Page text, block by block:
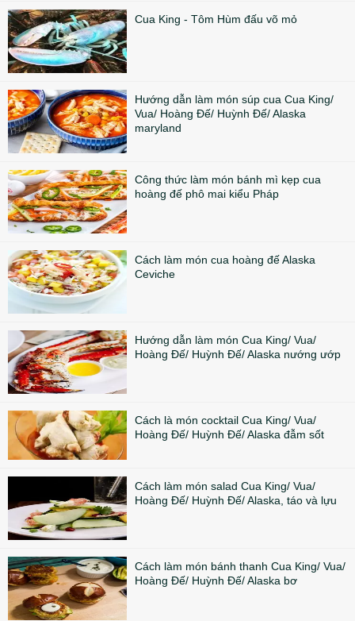
Cua King - Tôm Hùm đấu võ mỏ
Hướng dẫn làm món súp cua Cua King/
Vua/ Hoàng Đế/ Huỳnh Đế/ Alaska
maryland
Công thức làm món bánh mì kẹp cua
hoàng đế phô mai kiểu Pháp
Cách làm món cua hoàng đế Alaska
Ceviche
Hướng dẫn làm món Cua King/ Vua/
Hoàng Đế/ Huỳnh Đế/ Alaska nướng ướp
Cách là món cocktail Cua King/ Vua/
Hoàng Đế/ Huỳnh Đế/ Alaska đẫm sốt
Cách làm món salad Cua King/ Vua/
Hoàng Đế/ Huỳnh Đế/ Alaska, táo và lựu
Cách làm món bánh thanh Cua King/ Vua/
Hoàng Đế/ Huỳnh Đế/ Alaska bơ